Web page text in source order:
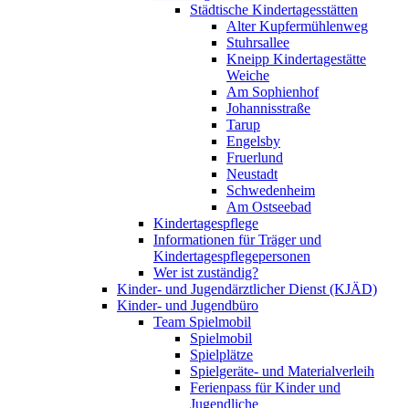
Städtische Kindertagesstätten
Alter Kupfermühlenweg
Stuhrsallee
Kneipp Kindertagestätte
Weiche
Am Sophienhof
Johannisstraße
Tarup
Engelsby
Fruerlund
Neustadt
Schwedenheim
Am Ostseebad
Kindertagespflege
Informationen für Träger und
Kindertagespflegepersonen
Wer ist zuständig?
Kinder- und Jugendärztlicher Dienst (KJÄD)
Kinder- und Jugendbüro
Team Spielmobil
Spielmobil
Spielplätze
Spielgeräte- und Materialverleih
Ferienpass für Kinder und
Jugendliche